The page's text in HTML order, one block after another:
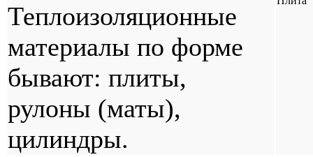
Теплоизоляционные
материалы по форме
бывают: плиты,
рулоны (маты),
цилиндры.